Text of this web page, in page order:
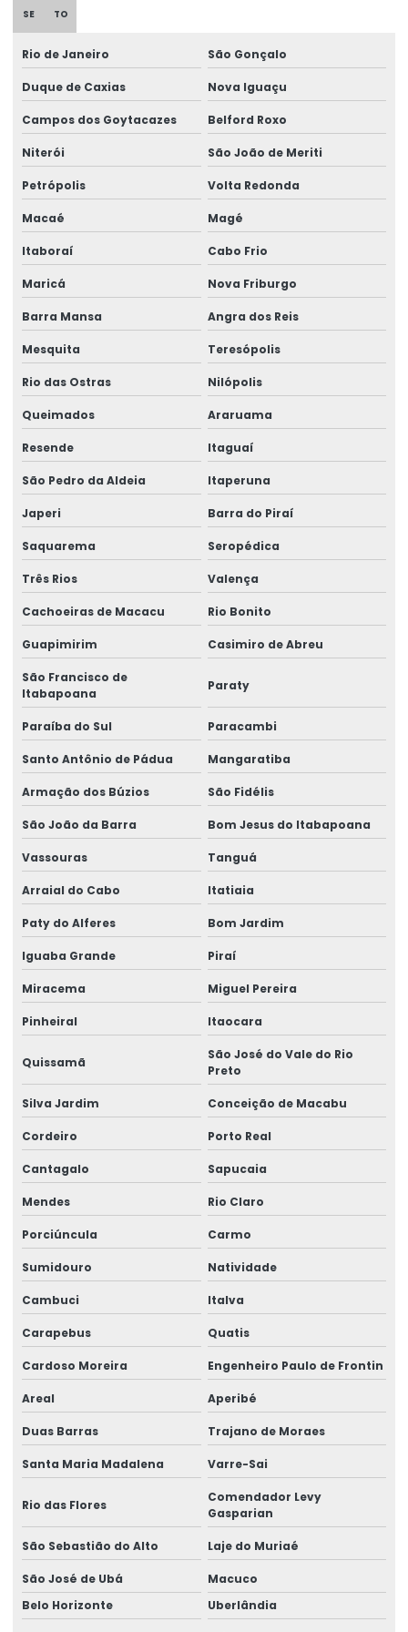
Distribuidor autorizado swf krantechnik brasil
Empresa especializada em manutenção de ponte rolante
Empresa de ponte rolante
Empresas de barramento blindado
Empresas de manutenção em ponte rolante
Equipamento Para Elevação De Cargas Até 250 Toneladas
Equipamentos swf krantechnik brasil
Especialista Em Manutenção De Cargas
Esteira porta cabo para ponte rolante
Fabricação de caminho de rolamento
Fornecedores de cabo de aço
Fornecedores de talha elétrica
Freio para ponte rolante multimarcas
Gancho para ponte rolante
Importadora de peças ponte rolante multimarcas
Inspeção De Pontes Rolantes Conforme Abnt
Instalação de barramento blindado
Instalação De Pontes Rolantes Com Segurança
Instalação de nr 12 em pontes rolantes
Limitador de carga para ponte rolante
Manutenção Corretiva De Pontes Rolantes
Manutenção corretiva de ponte rolante em am
Manutenção corretiva de ponte rolante em sc
Manutenção corretiva em pontes rolantes
Manutenção corretiva em talhas
Manutenção De Pontes Rolantes
Manutenção ponte rolante
Manutenção ponte rolante rio de janeiro
Manutenção ponte rolante santa catarina
Manutenção ponte rolante swf
Manutenção preventiva de ponte rolante em am
Manutenção preventiva ponte rolante araquari
Manutenção preventiva ponte rolante caxias do sul
Manutenção preventiva ponte rolante curitiba
Manutenção preventiva ponte rolante itajaí
Manutenção preventiva ponte rolante joinville
Manutenção preventiva de ponte rolante em mg
Manutenção preventiva de ponte rolante em pr
Manutenção preventiva ponte rolante rio do sul
Manutenção preventiva de ponte rolante em rs
SE TO
Rio de Janeiro São Gonçalo
Duque de Caxias Nova Iguaçu
Campos dos Goytacazes Belford Roxo
Niterói São João de Meriti
Petrópolis Volta Redonda
Macaé Magé
Itaboraí Cabo Frio
Maricá Nova Friburgo
Barra Mansa Angra dos Reis
Mesquita Teresópolis
Rio das Ostras Nilópolis
Queimados Araruama
Resende Itaguaí
São Pedro da Aldeia Itaperuna
Japeri Barra do Piraí
Saquarema Seropédica
Três Rios Valença
Cachoeiras de Macacu Rio Bonito
Guapimirim Casimiro de Abreu
São Francisco de
Itabapoana
Paraty
Paraíba do Sul Paracambi
Santo Antônio de Pádua Mangaratiba
Armação dos Búzios São Fidélis
São João da Barra Bom Jesus do Itabapoana
Vassouras Tanguá
Arraial do Cabo Itatiaia
Paty do Alferes Bom Jardim
Iguaba Grande Piraí
Miracema Miguel Pereira
Pinheiral Itaocara
Quissamã
São José do Vale do Rio
Preto
Silva Jardim Conceição de Macabu
Cordeiro Porto Real
Cantagalo Sapucaia
Mendes Rio Claro
Porciúncula Carmo
Sumidouro Natividade
Cambuci Italva
Carapebus Quatis
Cardoso Moreira Engenheiro Paulo de Frontin
Areal Aperibé
Duas Barras Trajano de Moraes
Santa Maria Madalena Varre-Sai
Rio das Flores
Comendador Levy
Gasparian
São Sebastião do Alto Laje do Muriaé
São José de Ubá
Macuco
Belo Horizonte
Uberlândia